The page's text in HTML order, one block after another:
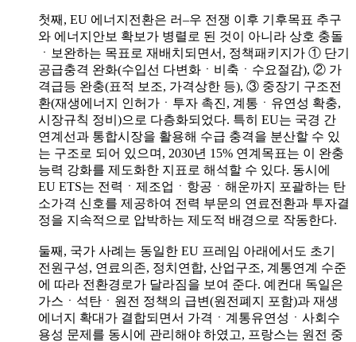
첫째, EU 에너지전환은 러–우 전쟁 이후 기후목표 추구
와 에너지안보 확보가 병렬로 된 것이 아니라 상호 충돌
ㆍ보완하는 목표로 재배치되면서, 정책패키지가 ① 단기
공급충격 완화(수입선 다변화ㆍ비축ㆍ수요절감), ② 가
격급등 완충(표적 보조, 가격상한 등), ③ 중장기 구조전
환(재생에너지 인허가ㆍ투자 촉진, 계통ㆍ유연성 확충,
시장규칙 정비)으로 다층화되었다. 특히 EU는 국경 간
연계선과 통합시장을 활용해 수급 충격을 분산할 수 있
는 구조로 되어 있으며, 2030년 15% 연계목표는 이 완충
능력 강화를 제도화한 지표로 해석할 수 있다. 동시에
EU ETS는 전력ㆍ제조업ㆍ항공ㆍ해운까지 포괄하는 탄
소가격 신호를 제공하여 전력 부문의 연료전환과 투자결
정을 지속적으로 압박하는 제도적 배경으로 작동한다.
둘째, 국가 사례는 동일한 EU 프레임 아래에서도 초기
전원구성, 연료의존, 정치연합, 산업구조, 계통연계 수준
에 따라 전환경로가 달라짐을 보여 준다. 예컨대 독일은
가스ㆍ석탄ㆍ원전 정책의 급변(원전폐지 포함)과 재생
에너지 확대가 결합되면서 가격ㆍ계통유연성ㆍ사회수
용성 문제를 동시에 관리해야 하였고, 프랑스는 원전 중